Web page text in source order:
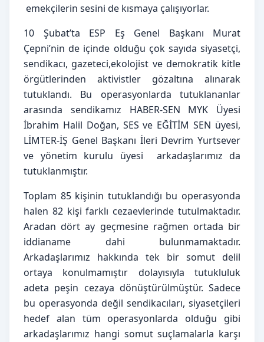
emekçilerin sesini de kısmaya çalışıyorlar.
10 Şubat’ta ESP Eş Genel Başkanı Murat
Çepni’nin de içinde olduğu çok sayıda siyasetçi,
sendikacı, gazeteci,ekolojist ve demokratik kitle
örgütlerinden aktivistler gözaltına alınarak
tutuklandı. Bu operasyonlarda tutuklananlar
arasında sendikamız HABER-SEN MYK Üyesi
İbrahim Halil Doğan, SES ve EĞİTİM SEN üyesi,
LİMTER-İŞ Genel Başkanı İleri Devrim Yurtsever
ve yönetim kurulu üyesi  arkadaşlarımız da
tutuklanmıştır.
Toplam 85 kişinin tutuklandığı bu operasyonda
halen 82 kişi farklı cezaevlerinde tutulmaktadır.
Aradan dört ay geçmesine rağmen ortada bir
iddianame dahi bulunmamaktadır.
Arkadaşlarımız hakkında tek bir somut delil
ortaya konulmamıştır dolayısıyla tutukluluk
adeta peşin cezaya dönüştürülmüştür. Sadece
bu operasyonda değil sendikacıları, siyasetçileri
hedef alan tüm operasyonlarda olduğu gibi
arkadaşlarımız hangi somut suçlamalarla karşı